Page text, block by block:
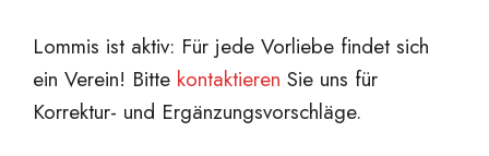
Lommis ist aktiv: Für jede Vorliebe findet sich
ein Verein! Bitte kontaktieren Sie uns für
Korrektur- und Ergänzungsvorschläge.